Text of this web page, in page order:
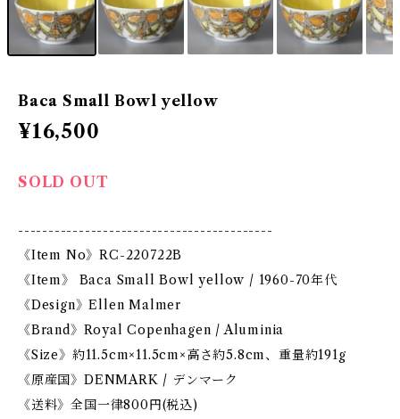
Baca Small Bowl yellow
¥16,500
SOLD OUT
------------------------------------------
《Item No》RC-220722B
《Item》 Baca Small Bowl yellow / 1960-70年代
《Design》Ellen Malmer
《Brand》Royal Copenhagen / Aluminia
《Size》約11.5cm×11.5cm×高さ約5.8cm、重量約191g
《原産国》DENMARK / デンマーク
《送料》全国一律800円(税込)